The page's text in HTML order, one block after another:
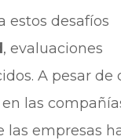
estos desafíos
, evaluaciones
A pesar de
las
empresas